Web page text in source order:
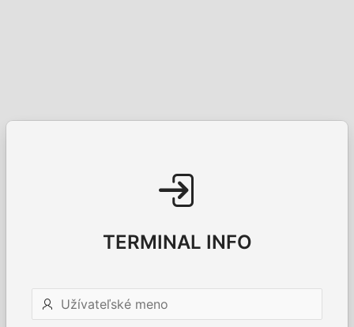
TERMINAL INFO
Užívateľské
meno